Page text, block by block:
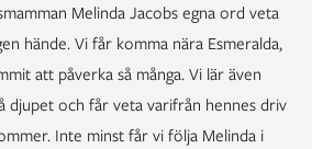
Melinda Jacobs egna ord veta
hände. Vi får komma nära Esmeralda,
att påverka så många. Vi lär även
djupet och får veta varifrån hennes driv
Inte minst får vi följa Melinda i